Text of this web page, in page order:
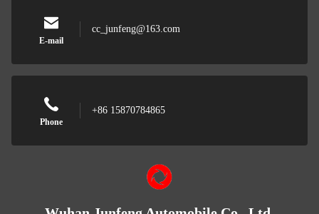
E-mail
cc_junfeng@163.com
Phone
+86 15870784865